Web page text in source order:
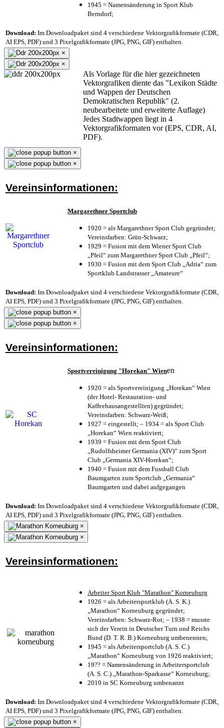
1945 = Namensänderung in Sport Klub
Berndorf;
Download: Im Downloadpaket sind 4 verschiedene Vektorgrafikformate (CDR,
AI EPS, PDF) und 3 Pixelgrafikformate (JPG, PNG, GIF) enthalten.
×
×
Als Vorlage für die hier gezeichneten
Vektorgrafiken diente das "Lexikon Städte
und Wappen der Deutschen
Demokratischen Republik" (2.
neubearbeitete und erweiterte Auflage)
Jedes Stadtwappen liegt in 4
Vektorgrafikformaten vor (EPS, CDR, AI,
PDF).
×
×
Vereinsinformationen:
Margarethner Sportclub
1920 = als Margarethner Sport Club gegründet;
Vereinsfarben: Grün-Schwarz;
1929 = Fusion mit dem Wiener Sport Club
„Pfeil“ zum Margarethner Sport Club „Pfeil“;
1930 = Fusion mit dem Sport Club „Adria“ zum
Sportklub Landstrasser „Amateure“
Download: Im Downloadpaket sind 4 verschiedene Vektorgrafikformate (CDR,
AI EPS, PDF) und 3 Pixelgrafikformate (JPG, PNG, GIF) enthalten.
×
×
Vereinsinformationen:
Sportvereinigung "Horekan" Wienen
1920 = als Sportvereinigung „Horekan“ Wien
(der Hotel- Restauration- und
Kaffeehausangestellten) gegründet;
Vereinsfarben: Schwarz-Weiß;
1927 = eingestellt; – 1934 = als Sport Club
„Horekan“ Wien reaktiviert;
1939 = Fusion mit dem Sport Club
„Rudolfsheimer Germania (XIV)“ zum Sport
Club „Germania XIV-Horekan“;
1940 = Fusion mit dem Fussball Club
Baumgarten zum Sportclub „Germania“
Baumgarten und dabei aufgegangen
Download: Im Downloadpaket sind 4 verschiedene Vektorgrafikformate (CDR,
AI EPS, PDF) und 3 Pixelgrafikformate (JPG, PNG, GIF) enthalten.
×
×
Vereinsinformationen:
Arbeiter Sport Klub "Marathon" Korneuburg
1926 = als Arbeitersportklub (A. S. K.)
„Marathon“ Korneuburg gegründet;
Vereinsfarben: Schwarz-Rot; – 1938 = musste
sich der Verein in Deutscher Turn und Reichs
Bund (D. T. R. B.) Korneuburg umbenennen;
1945 = als Arbeitersportclub (A. S. C.)
„Marathon“ Korneuburg von 1926 reaktiviert;
19?? = Namensänderung in Arbeitersportclub
(A. S. C.) „Marathon-Sparkasse“ Korneuburg;
2019 in SC Korneuburg umbenannt
Download: Im Downloadpaket sind 4 verschiedene Vektorgrafikformate (CDR,
AI EPS, PDF) und 3 Pixelgrafikformate (JPG, PNG, GIF) enthalten.
×